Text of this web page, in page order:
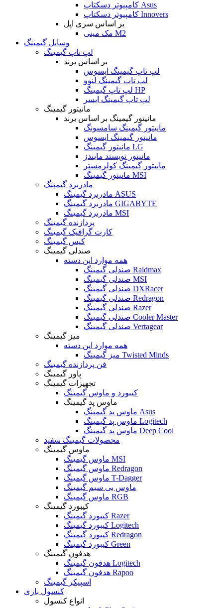
کامپیوتر دسکتاپ Asus
کامپیوتر دسکتاپ Innovers
بر اساس سری اپل
مک مینی M2
وسایل گیمینگ
لپ تاپ گیمینگ
بر اساس برند
لپ تاپ گیمینگ ایسوس
لپ تاپ گیمینگ لنوو
لپ تاپ گیمینگ HP
لپ تاپ گیمینگ ایسر
مانیتور گیمینگ
مانیتور گیمینگ بر اساس برند
مانیتور گیمینگ سامسونگ
مانیتور گیمینگ ایسوس
مانیتور گیمینگ LG
مانیتور تویستد مایندز
مانیتور گیمینگ کولرمستر
مانیتور گیمینگ MSI
مادربرد گیمینگ
مادربرد گیمینگ ASUS
مادربرد گیمینگ GIGABYTE
مادربرد گیمینگ MSI
پردازنده گیمینگ
کارت گرافیک گیمینگ
کیس گیمینگ
صندلی گیمینگ
همه موارد این دسته
صندلی گیمینگ Raidmax
صندلی گیمینگ MSI
صندلی گیمینگ DXRacer
صندلی گیمینگ Redragon
صندلی گیمینگ Razer
صندلی گیمینگ Cooler Master
صندلی گیمینگ Vertagear
میز گیمینگ
همه موارد این دسته
میز گیمینگ Twisted Minds
فن پردازنده گیمینگ
پاور گیمینگ
تجهیزات گیمینگ
کیبورد و ماوس گیمینگ
ماوس پد گیمینگ
ماوس پد گیمینگ Asus
ماوس پد گیمینگ Logitech
ماوس پد گیمینگ Deep Cool
محصولات گیمینگ سفید
ماوس گیمینگ
ماوس گیمینگ MSI
ماوس گیمینگ Redragon
ماوس گیمینگ T-Dagger
ماوس بی سیم گیمینگ
ماوس گیمینگ RGB
کیبورد گیمینگ
کیبورد گیمینگ Razer
کیبورد گیمینگ Logitech
کیبورد گیمینگ Redragon
کیبورد گیمینگ Green
هدفون گیمینگ
هدفون گیمینگ Logitech
هدفون گیمینگ Rapoo
اسپیکر گیمینگ
کنسول بازی
انواع کنسول